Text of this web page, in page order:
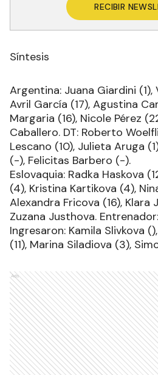
RECIBIR
Síntesis
Argentina: Juana Giardini (1),
Avril García (17), Agustina
Margaria (16), Nicole Pérez
Caballero. DT: Roberto
Lescano (10), Julieta Aruga
(-), Felicitas Barbero (-).
Eslovaquia: Radka Haskova
(4), Kristina Kartikova (4),
Alexandra Fricova (16), Klara
Zuzana Justhova.
Ingresaron: Kamila Slivkova
(11), Marina Siladiova (3),
Ads